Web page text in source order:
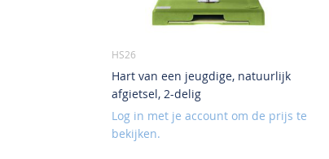
HS26
Hart van een jeugdige, natuurlijk
afgietsel, 2-delig
Log in met je account om de prijs te
bekijken.